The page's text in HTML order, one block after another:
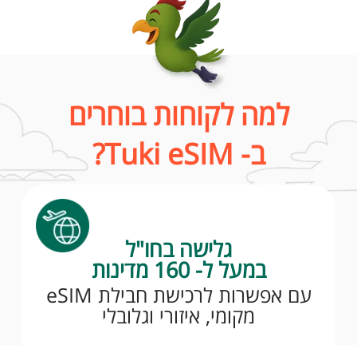
למה לקוחות בוחרים
ב- Tuki eSIM?
גלישה בחו"ל
במעל ל- 160 מדינות
עם אפשרות לרכישת חבילת eSIM
מקומי, איזורי וגלובלי